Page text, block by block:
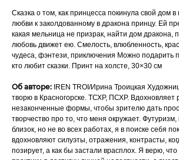
Сказка о том, как принцесса покинула свой дом
любви к заколдованному в дракона принцу. Ей
какая мельница не призрак, найти дом дракона,
любовь движет ею. Смелость, влюбленность,
чудеса, фэнтези, приключения Можно подарить
кто любит сказки. Принт на холсте, 30×30 см
Об авторе: IREN TROI/Ирина Троицкая
творю в Красногорске. ТСХР, ПСХР. Вдохновляет
незаконченные формы, чтобы зрителю дать
творчество про то, что меня окружает.
близок, но не во всех работах, я в поиске себя
вдохновляют силуэты, отражения, контрасты,
позирует, а как бы застали врасплох. Я верю,